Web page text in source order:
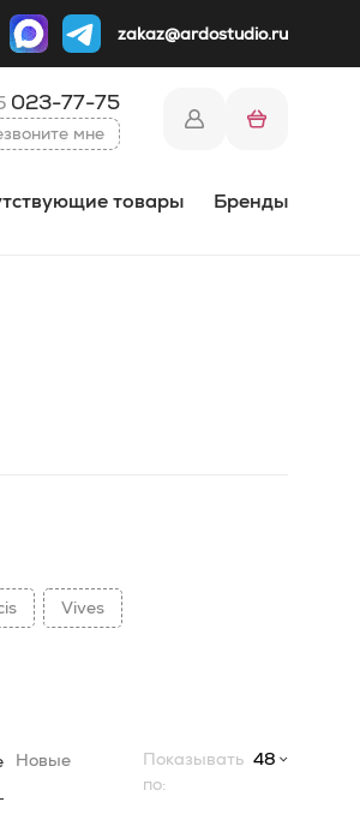
zakaz@ardostudio.ru
023-77-75
мне
товары Бренды
Vives
Новые
Показывать
по:
48